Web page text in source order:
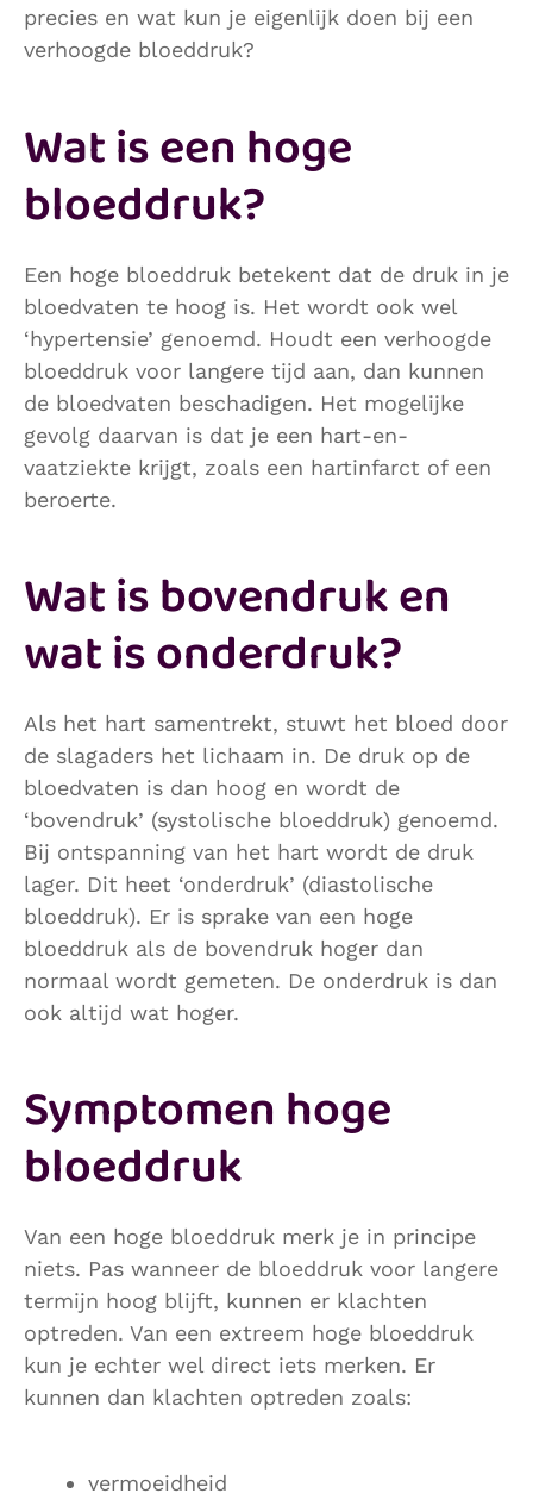
precies en wat kun je eigenlijk doen bij een
verhoogde bloeddruk?
Wat is een hoge
bloeddruk?
Een hoge bloeddruk betekent dat de druk in je
bloedvaten te hoog is. Het wordt ook wel
‘hypertensie’ genoemd. Houdt een verhoogde
bloeddruk voor langere tijd aan, dan kunnen
de bloedvaten beschadigen. Het mogelijke
gevolg daarvan is dat je een hart-en-
vaatziekte krijgt, zoals een hartinfarct of een
beroerte.
Wat is bovendruk en
wat is onderdruk?
Als het hart samentrekt, stuwt het bloed door
de slagaders het lichaam in. De druk op de
bloedvaten is dan hoog en wordt de
‘bovendruk’ (systolische bloeddruk) genoemd.
Bij ontspanning van het hart wordt de druk
lager. Dit heet ‘onderdruk’ (diastolische
bloeddruk). Er is sprake van een hoge
bloeddruk als de bovendruk hoger dan
normaal wordt gemeten. De onderdruk is dan
ook altijd wat hoger.
Symptomen hoge
bloeddruk
Van een hoge bloeddruk merk je in principe
niets. Pas wanneer de bloeddruk voor langere
termijn hoog blijft, kunnen er klachten
optreden. Van een extreem hoge bloeddruk
kun je echter wel direct iets merken. Er
kunnen dan klachten optreden zoals:
vermoeidheid